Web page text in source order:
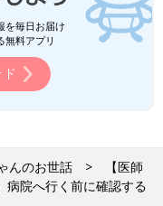
を毎日お届け
無料アプリ
んのお世話
【医師
病院へ行く前に確認する